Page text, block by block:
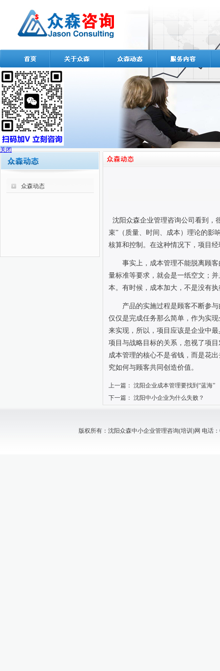
众森动态
沈阳众森企业管理咨询公司看到，
束”（质量、时间、成本）理论的影
核算和控制。在这种情况下，项目
事实上，成本管理不能脱离顾
量标准等要求，就会是一纸空文；
本。有时候，成本加大，不是没有
产品的实施过程是顾客不断参
仅仅是完成任务那么简单，作为实
来实现，所以，项目应该是企业中
项目与战略目标的关系，忽视了项
成本管理的核心不是省钱，而是花
究如何与顾客共同创造价值。
上一篇： 沈阳企业成本管理要找到“蓝海”
下一篇： 沈阳中小企业为什么失败？
版权所有：沈阳众森中小企业管理咨询(培训)网 电话：
关闭